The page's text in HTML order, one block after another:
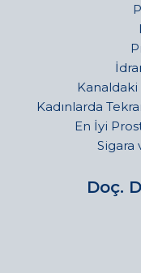
Kanaldaki
Kadınlarda
En İyi
Sigara
Doç.